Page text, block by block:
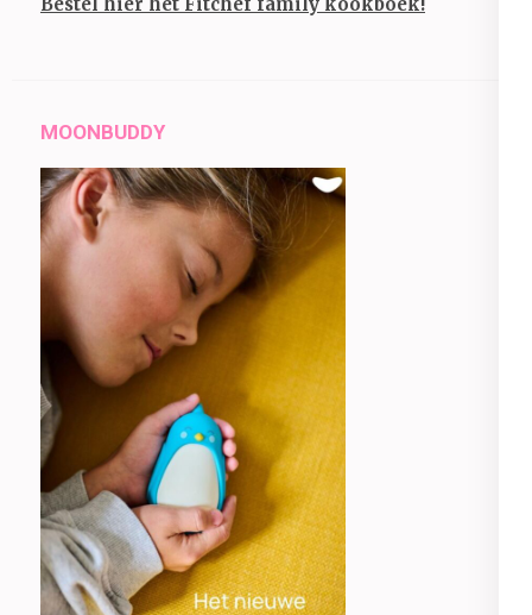
Bestel hier het Fitchef family kookboek!
MOONBUDDY